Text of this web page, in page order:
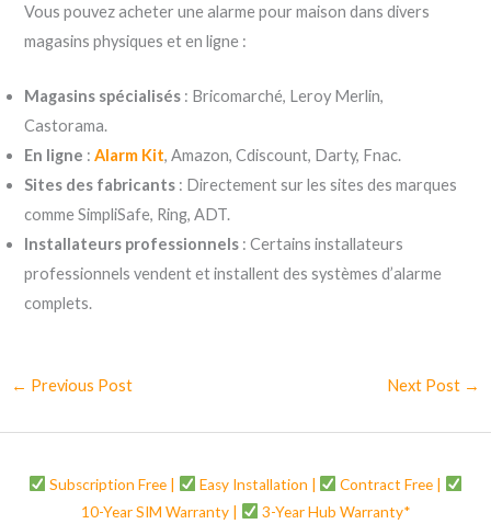
Vous pouvez acheter une alarme pour maison dans divers
magasins physiques et en ligne :
Magasins spécialisés : Bricomarché, Leroy Merlin,
Castorama.
En ligne :Alarm Kit, Amazon, Cdiscount, Darty, Fnac.
Sites des fabricants : Directement sur les sites des marques
comme SimpliSafe, Ring, ADT.
Installateurs professionnels : Certains installateurs
professionnels vendent et installent des systèmes d’alarme
complets.
← Previous Post Next Post →
Subscription Free | Easy Installation |
Contract Free |
10-Year SIM Warranty |
3-Year Hub Warranty*